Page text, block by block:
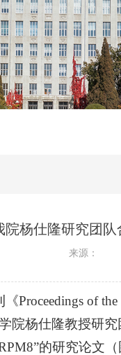
院杨仕隆研究团
来源：
Proceedings of the
杨仕隆教授研究
的研究论文